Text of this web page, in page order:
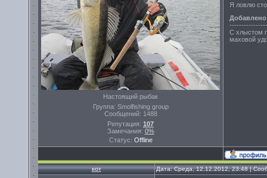
Настоящий рыбак
Группа: Smolfishing group
Сообщений: 1488
Репутация: 107
Замечания: 0%
Статус: Offline
Я ловлю
Добавлено
С хлыстом
маховой
кот Дата: Среда, 12.12.2012, 23:48 |